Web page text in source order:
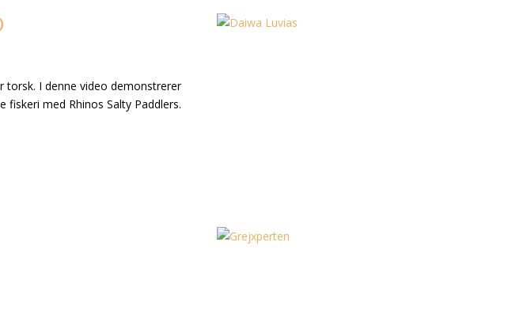
torsk. I denne video demonstrerer
med Rhinos Salty Paddlers.